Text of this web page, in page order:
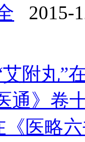
2015-
附丸”
通》卷
《医略